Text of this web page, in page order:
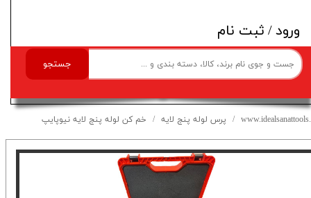
جستجو
ورود/ ثبت نام
پرس لوله پنج لایه خم کن لوله پنج لایه نیوپایپ